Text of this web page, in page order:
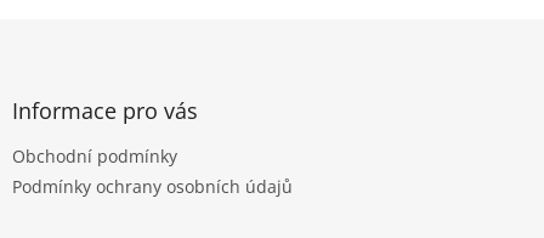
Informace pro vás
Obchodní podmínky
Podmínky ochrany osobních údajů